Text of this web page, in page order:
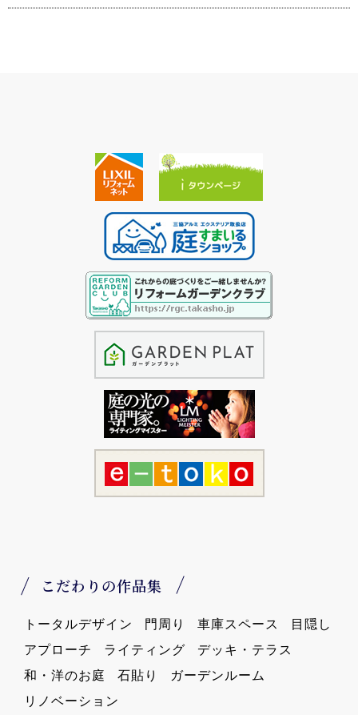
こだわりの作品集
トータルデザイン 門周り 車庫スペース
目隠し
アプローチ
ライティング
デッキ・テラス
和・洋のお庭
石貼り
ガーデンルーム
リノベーション